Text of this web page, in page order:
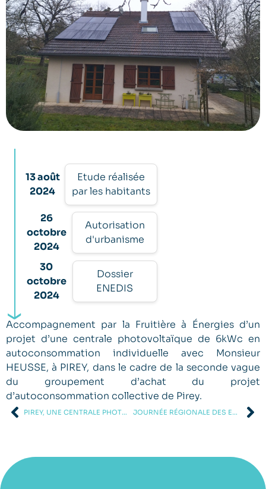
13 août
2024
Etude réalisée
par les habitants
26
octobre
2024
Autorisation
d'urbanisme
30
octobre
2024
Dossier
ENEDIS
Accompagnement par la Fruitière à Énergies d’un
projet d’une centrale photovoltaïque de 6kWc en
autoconsommation individuelle avec Monsieur
HEUSSE, à PIREY, dans le cadre de la seconde vague
du groupement d’achat du projet
d’autoconsommation collective de Pirey.
PIREY, UNE CENTRALE PHOTOVOLTAÏQUE DE 6 KWC JOURNÉE RÉGIONALE DES ENR